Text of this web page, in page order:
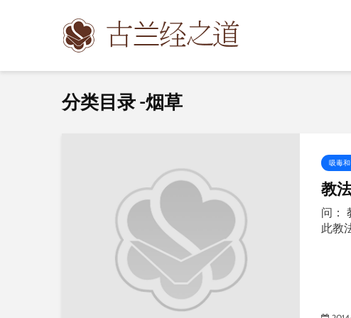
分类目录 -烟草
吸毒
教
问：
此教